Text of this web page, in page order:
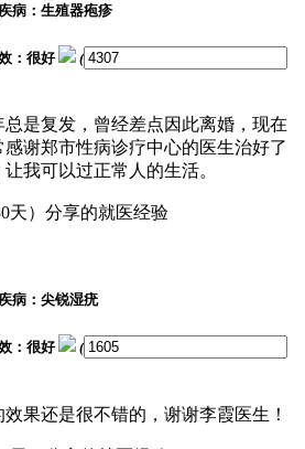
病：生殖器疱疹
：很好
(
是复发，曾经差点因此离婚，现在
谢郑市性病诊疗中心的医生治好了
我可以过正常人的生活。
天）分享的就医经验
病：尖锐湿疣
：很好
(
果还是很不错的，谢谢李霞医生！